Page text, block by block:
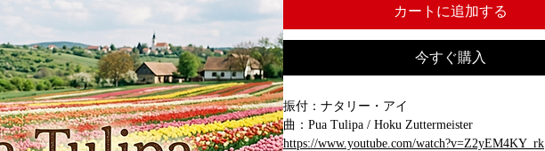
カートに追加する
今すぐ購入
振付：ナタリー・アイ
曲：Pua Tulipa / Hoku Zuttermeister
https://www.youtube.com/watch?v=Z2yEM4KY_rk